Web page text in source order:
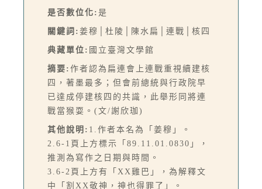
是否數位化: 是
關鍵詞: 姜穆│杜陵│陳水扁│連戰│核四
典藏單位: 國立臺灣文學館
摘要: 作者認為扁連會上連戰重視續建核
四，著墨最多；但會前總統與行政院早
已達成停建核四的共識，此舉形同將連
戰當猴耍。(文/謝欣珈)
其他說明: 1.作者本名為「姜穆」。
2.6-1頁上方標示「89.11.01.0830」，
推測為寫作之日期與時間。
3.6-2頁上方有「XX雞巴」，為解釋文
中「割XX敬神，神也得罪了」。